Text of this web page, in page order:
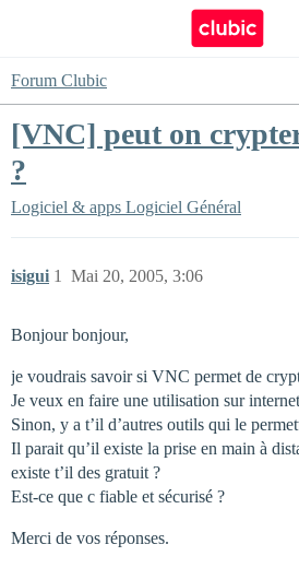
Forum Clubic
[VNC] peut on
?
Logiciel & apps Logiciel Général
isigui Mai 20, 2005, 3:06
1
Bonjour bonjour,
je voudrais savoir si VNC permet de
Je veux en faire une utilisation sur
Sinon, y a t’il d’autres outils qui le
Il parait qu’il existe la prise en main à
existe t’il des gratuit ?
Est-ce que c fiable et sécurisé ?
Merci de vos réponses.